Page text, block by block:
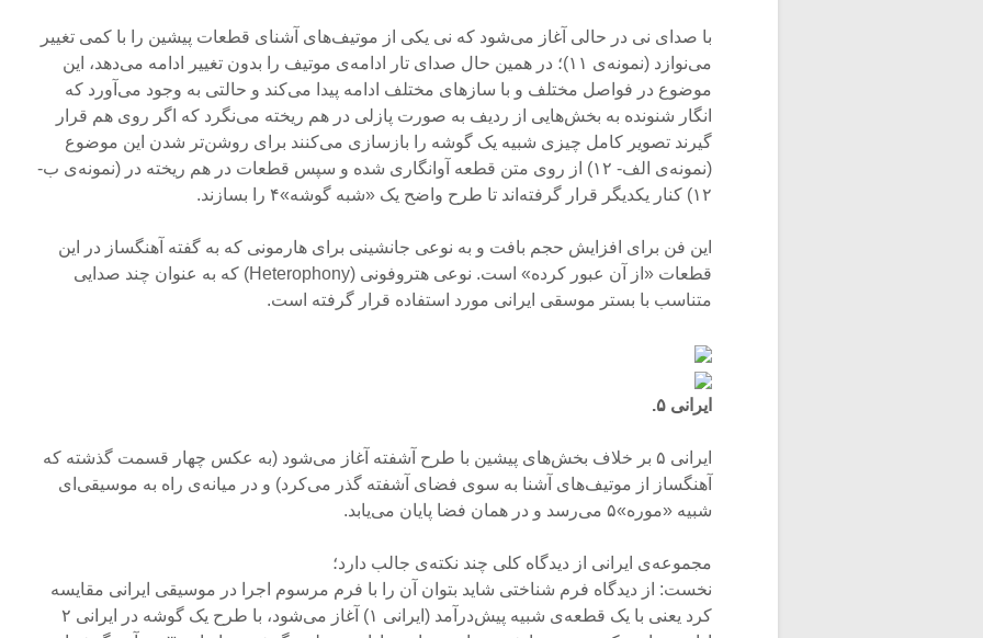
با صدای نی در حالی آغاز می‌شود که نی یکی از موتیف‌های آشنای قطعات پیشین را با کمی تغییر
می‌نوازد (نمونه‌ی ۱۱)؛ در همین حال صدای تار ادامه‌ی موتیف را بدون تغییر ادامه‌ می‌‌دهد، این
موضوع در فواصل مختلف و با ساز‌های مختلف ادامه پیدا می‌کند و حالتی به وجود می‌آورد که
انگار شنونده به بخش‌هایی از ردیف به صورت پازلی در هم ریخته می‌نگرد که اگر روی هم قرار
گیرند تصویر کامل چیزی شبیه یک گوشه را باز‌سازی می‌کنند برای روشن‌تر شدن این موضوع
(نمونه‌‌ی الف- ۱۲) از روی متن قطعه آوانگاری شده و سپس قطعات در هم ریخته در (نمونه‌‌ی ب-
۱۲) کنار یکدیگر قرار گرفته‌اند تا طرح واضح یک «شبه گوشه»۴ را بسازند.
این فن برای افزایش حجم بافت و به نوعی جانشینی برای هارمونی که به گفته آهنگساز در این
قطعات «از آن عبور کرده» است. نوعی هتروفونی (Heterophony) که به عنوان چند صدایی
متناسب با بستر موسقی ایرانی مورد استفاده قرار گرفته است.
ایرانی ۵.
ایرانی ۵ بر خلاف بخش‌های پیشین با طرح آشفته آغاز می‌شود (به عکس چهار قسمت گذشته که
آهنگساز از موتیف‌‌های آشنا به سوی فضای آشفته گذر می‌کرد) و در میانه‌ی راه به موسیقی‌ای
شبیه «موره»۵ می‌رسد و در همان فضا پایان می‌یابد.
مجموعه‌ی ایرانی از دیدگاه کلی چند نکته‌ی جالب دارد؛
نخست: از دیدگاه فرم شناختی شاید بتوان آن را با فرم مرسوم اجرا در موسیقی ایرانی مقایسه
کرد یعنی با یک قطعه‌ی شبیه پیش‌درآمد (ایرانی ۱) آغاز می‌شود، با طرح یک گوشه در ایرانی ۲